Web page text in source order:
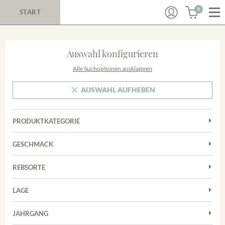
START 0
Auswahl konfigurieren
Alle Suchoptionen ausklappen
AUSWAHL AUFHEBEN
PRODUKTKATEGORIE
Cuvées
Rosé
Sekt
Trester/Spirituosen
GESCHMACK
Trocken
REBSORTE
Auxerrois
Cuvée
LAGE
Achkarrer Schlossberg
JAHRGANG